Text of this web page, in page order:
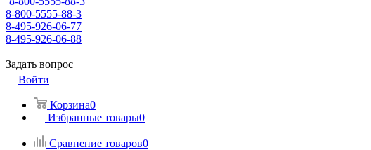
8-800-5555-88-3
8-495-926-06-77
8-495-926-06-88
Задать вопрос
Войти
Корзина0
Избранные товары0
Сравнение товаров0